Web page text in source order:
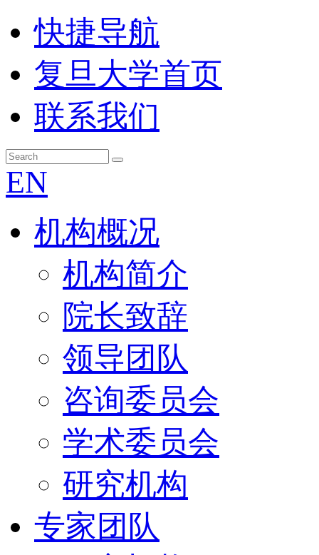
快捷导航
复旦大学首页
联系我们
EN
机构概况
机构简介
院长致辞
领导团队
咨询委员会
学术委员会
研究机构
专家团队